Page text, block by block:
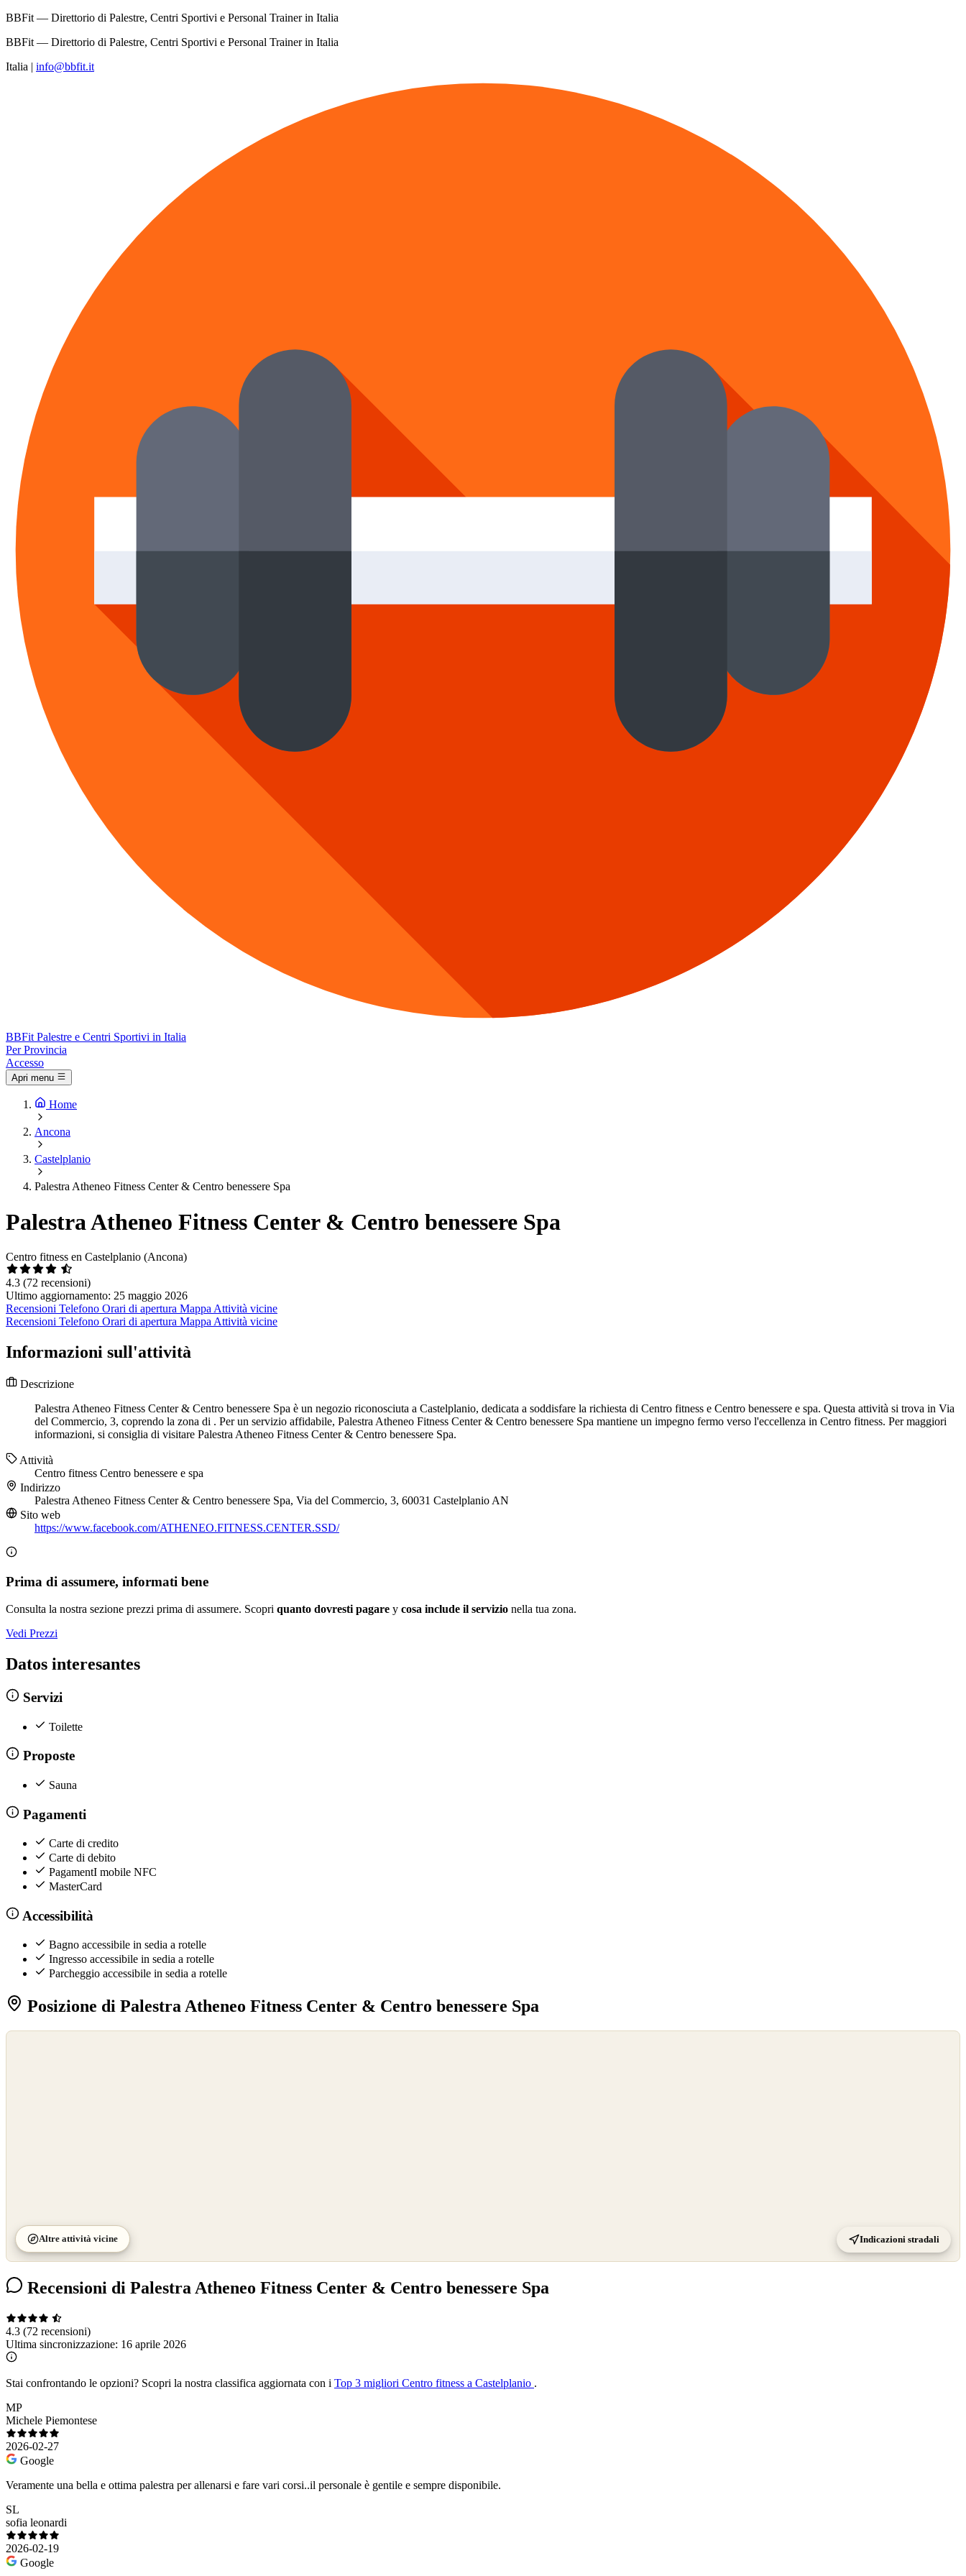
BBFit — Direttorio di Palestre, Centri Sportivi e Personal Trainer in Italia
BBFit — Direttorio di Palestre, Centri Sportivi e Personal Trainer in Italia
Italia | info@bbfit.it
BBFit Palestre e Centri Sportivi in Italia
Per Provincia
Accesso
Apri menu
Home
Ancona
Castelplanio
Palestra Atheneo Fitness Center & Centro benessere Spa
Palestra Atheneo Fitness Center & Centro benessere Spa
Centro fitness en Castelplanio (Ancona)
4.3 (72 recensioni)
Ultimo aggiornamento: 25 maggio 2026
Recensioni Telefono Orari di apertura Mappa Attività vicine
Recensioni Telefono Orari di apertura Mappa Attività vicine
Informazioni sull'attività
Descrizione
Palestra Atheneo Fitness Center & Centro benessere Spa è un negozio riconosciuta a Castelplanio, dedicata a soddisfare la richiesta di Centro fitness e Centro benessere e spa. Questa attività si trova in Via
del Commercio, 3, coprendo la zona di . Per un servizio affidabile, Palestra Atheneo Fitness Center & Centro benessere Spa mantiene un impegno fermo verso l'eccellenza in Centro fitness. Per maggiori
informazioni, si consiglia di visitare Palestra Atheneo Fitness Center & Centro benessere Spa.
Attività
Centro fitness Centro benessere e spa
Indirizzo
Palestra Atheneo Fitness Center & Centro benessere Spa, Via del Commercio, 3, 60031 Castelplanio AN
Sito web
https://www.facebook.com/ATHENEO.FITNESS.CENTER.SSD/
Prima di assumere, informati bene
Consulta la nostra sezione prezzi prima di assumere. Scopri quanto dovresti pagare y cosa include il servizio nella tua zona.
Vedi Prezzi
Datos interesantes
Servizi
Toilette
Proposte
Sauna
Pagamenti
Carte di credito
Carte di debito
PagamentI mobile NFC
MasterCard
Accessibilità
Bagno accessibile in sedia a rotelle
Ingresso accessibile in sedia a rotelle
Parcheggio accessibile in sedia a rotelle
Posizione di Palestra Atheneo Fitness Center & Centro benessere Spa
Altre attività vicine Indicazioni stradali
Recensioni di Palestra Atheneo Fitness Center & Centro benessere Spa
4.3 (72 recensioni)
Ultima sincronizzazione: 16 aprile 2026
Stai confrontando le opzioni? Scopri la nostra classifica aggiornata con i Top 3 migliori Centro fitness a Castelplanio .
MP
Michele Piemontese
2026-02-27
Google
Veramente una bella e ottima palestra per allenarsi e fare vari corsi..il personale è gentile e sempre disponibile.
SL
sofia leonardi
2026-02-19
Google